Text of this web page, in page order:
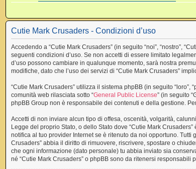
Cutie Mark Crusaders - Condizioni d’uso
Accedendo a “Cutie Mark Crusaders” (in seguito “noi”, “nostro”,
seguenti condizioni d’uso. Se non accetti di essere limitato
d’uso possono cambiare in qualunque momento, sarà nostra
modifiche, dato che l’uso dei servizi di “Cutie Mark Crusaders”
“Cutie Mark Crusaders” utilizza il sistema phpBB (in seguito “loro”,
comunità web rilasciata sotto “General Public License” (in seguito
phpBB Group non è responsabile dei contenuti e della gestione.
Accetti di non inviare alcun tipo di offesa, oscenità, volgarità,
Legge del proprio Stato, o dello Stato dove “Cutie Mark
notifica al tuo provider Internet se è ritenuto da noi opportuno.
Crusaders” abbia il diritto di rimuovere, riscrivere, spostare o
che ogni informazione (dato personale) tu abbia inviato sia
né “Cutie Mark Crusaders” o phpBB sono da ritenersi